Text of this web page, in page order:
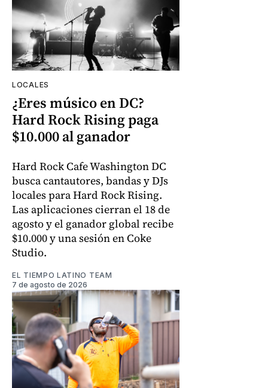
LOCALES
¿Eres músico en DC?
Hard Rock Rising paga
$10.000 al ganador
Hard Rock Cafe Washington DC
busca cantautores, bandas y DJs
locales para Hard Rock Rising.
Las aplicaciones cierran el 18 de
agosto y el ganador global recibe
$10.000 y una sesión en Coke
Studio.
EL TIEMPO LATINO TEAM
7 de agosto de 2026